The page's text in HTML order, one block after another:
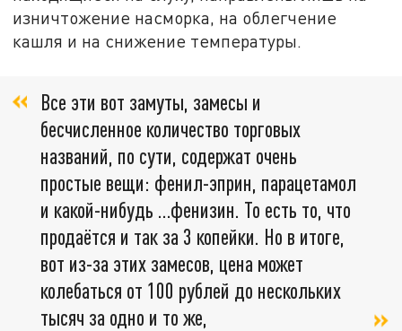
изничтожение насморка, на облегчение
кашля и на снижение температуры.
Все эти вот замуты, замесы и
бесчисленное количество торговых
названий, по сути, содержат очень
простые вещи: фенил-эприн, парацетамол
и какой-нибудь …фенизин. То есть то, что
продаётся и так за 3 копейки. Но в итоге,
вот из-за этих замесов, цена может
колебаться от 100 рублей до нескольких
тысяч за одно и то же,